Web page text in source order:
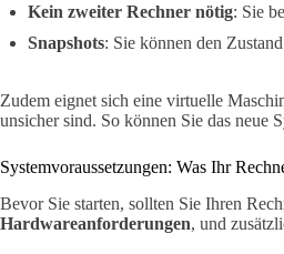
Kein zweiter Rechner nötig: Sie
Snapshots: Sie können den
Zudem eignet sich eine virtuelle
unsicher sind. So können Sie das neue
Systemvoraussetzungen: Was Ihr
Bevor Sie starten, sollten Sie Ihren
Hardwareanforderungen, und